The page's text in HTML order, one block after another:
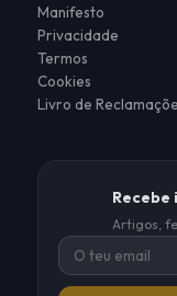
Manifesto
Privacidade
Termos
Cookies
Livro de
Artigos,